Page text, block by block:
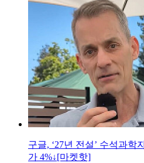
구글, ‘27년 전설’ 수석과학
가 4%↓[마켓핫]